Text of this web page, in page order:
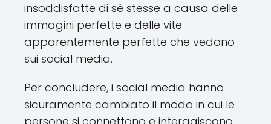
insoddisfatte di sé stesse a causa delle
immagini perfette e delle vite
apparentemente perfette che vedono
sui social media.
Per concludere, i social media hanno
sicuramente cambiato il modo in cui le